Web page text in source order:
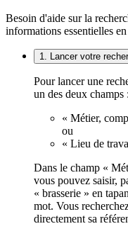
Besoin d'aide sur la
informations essentielles
1. Lancer votre
Pour lancer une
un des deux champs :
« Métier,
ou
« Lieu de
Dans le champ «
vous pouvez saisir,
« brasserie » en
mot. Vous
directement sa